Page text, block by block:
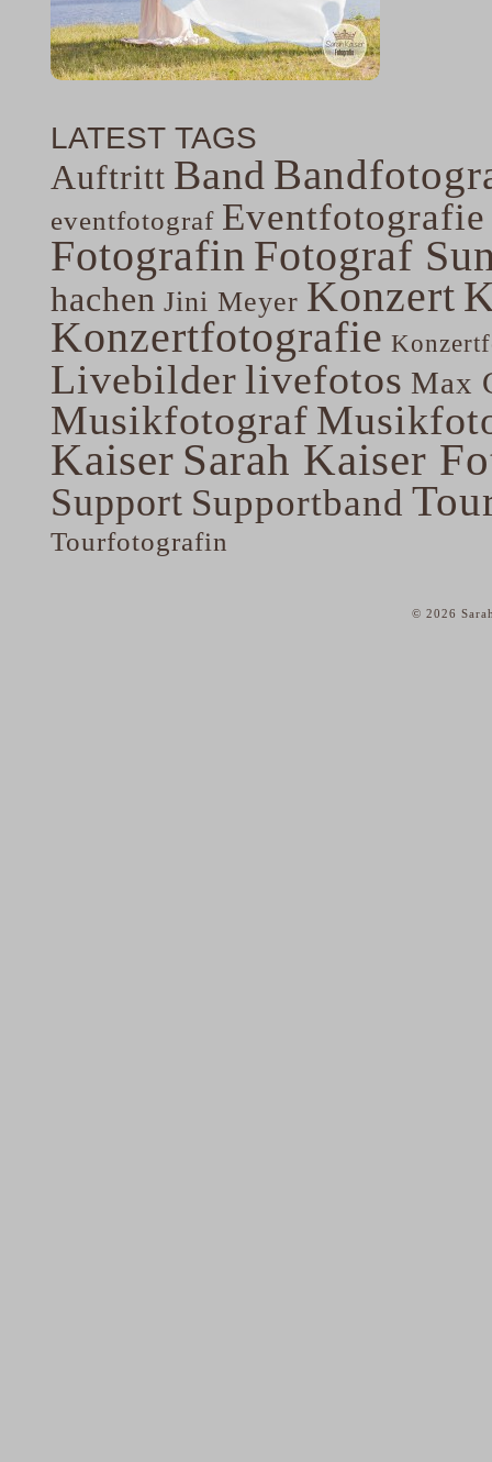
LATEST TAGS
Auftritt Band
eventfotograf Eventfotografie
Fotografin Fotograf
hachen Jini Meyer Konzert
Konzertfotografie
Livebilderlivefotos Max
Musikfotograf
Kaiser Sarah Kaiser
Support Supportband
Tourfotografin
© 2026